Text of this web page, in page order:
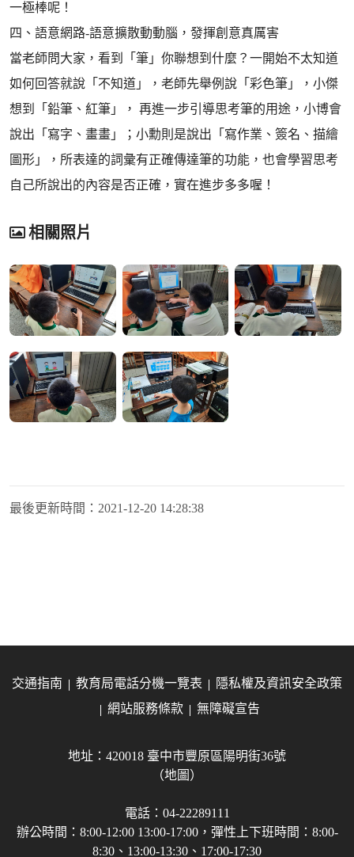
一極棒呢！
四、語意網路-語意擴散動動腦，發揮創意真厲害
當老師問大家，看到「筆」你聯想到什麼？一開始不太知道
如何回答就說「不知道」，老師先舉例說「彩色筆」，小傑
想到「鉛筆、紅筆」， 再進一步引導思考筆的用途，小博會
說出「寫字、畫畫」；小勳則是說出「寫作業、簽名、描繪
圖形」，所表達的詞彙有正確傳達筆的功能，也會學習思考
自己所說出的內容是否正確，實在進步多多喔！
相關照片
最後更新時間： 2021-12-20 14:28:38
交通指南 教育局電話分機一覽表
隱私權及資訊安全政策
網站服務條款
無障礙宣告
地址：420018 臺中市豐原區陽明街36號
（地圖）
電話：04-22289111
辦公時間：8:00-12:00 13:00-17:00，彈性上下班時間：8:00-
8:30、13:00-13:30、17:00-17:30